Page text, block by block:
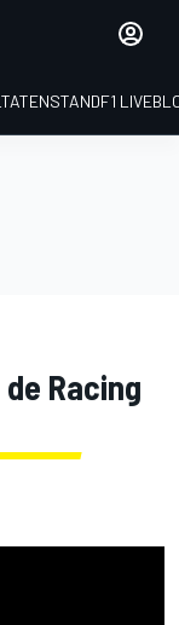
STANDF1
Racing